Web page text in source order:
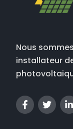
Nous
installateur